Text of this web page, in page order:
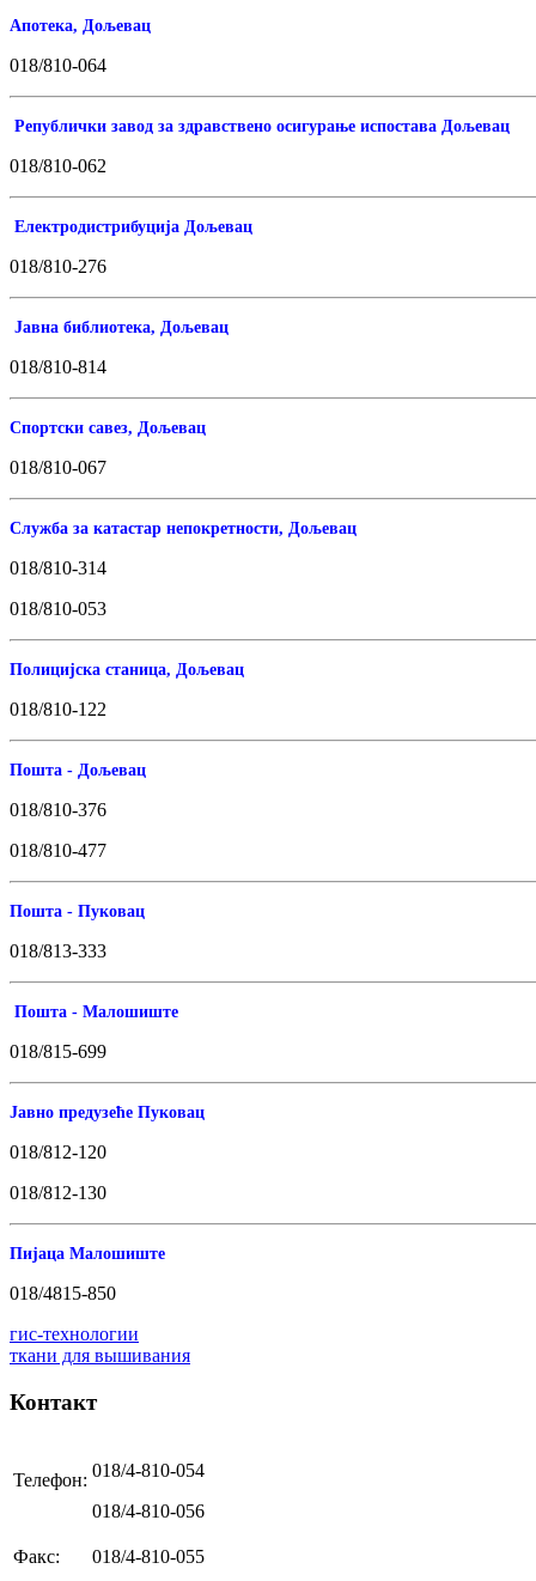
Апотека, Дољевац
018/810-064
Републички завод за здравствено осигурање испостава Дољевац
018/810-062
Електродистрибуција Дољевац
018/810-276
Јавна библиотека, Дољевац
018/810-814
Спортски савез, Дољевац
018/810-067
Служба за катастар непокретности, Дољевац
018/810-314
018/810-053
Полицијска станица, Дољевац
018/810-122
Пошта - Дољевац
018/810-376
018/810-477
Пошта - Пуковац
018/813-333
Пошта - Малошиште
018/815-699
Јавно предузеће Пуковац
018/812-120
018/812-130
Пијаца Малошиште
018/4815-850
гис-технологии
ткани для вышивания
Контакт
Телефон: 018/4-810-054
018/4-810-056
Факс: 018/4-810-055